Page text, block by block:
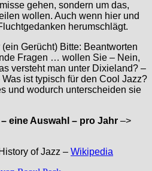
gehen, sondern um das,
wollen. Auch wenn hier und
herumschlägt.
Gerücht) Bitte: Beantworten
Fragen … wollen Sie – Nein,
versteht man unter Dixieland? –
ist typisch für den Cool Jazz?
und wodurch unterscheiden sie
eine Auswahl – pro Jahr –>
of Jazz – Wikipedia